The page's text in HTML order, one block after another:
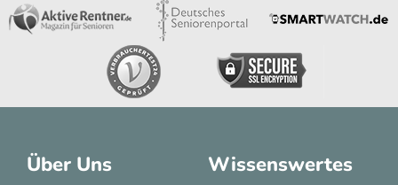
Über Uns Wissenswertes